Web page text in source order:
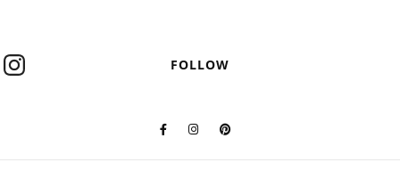
FOLLOW